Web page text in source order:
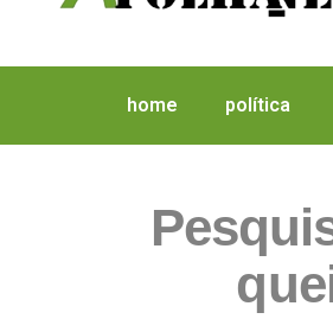
home política